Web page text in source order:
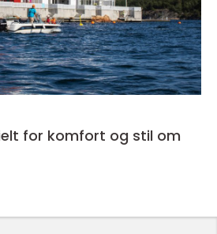
for komfort og stil om